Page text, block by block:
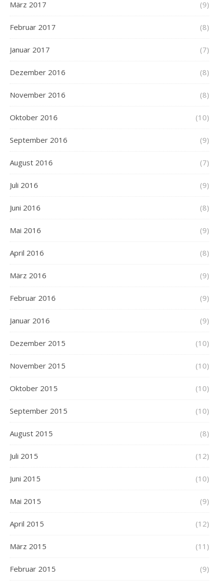
März 2017 (9)
Februar 2017 (8)
Januar 2017 (7)
Dezember 2016 (8)
November 2016 (8)
Oktober 2016 (10)
September 2016 (9)
August 2016 (7)
Juli 2016 (9)
Juni 2016 (8)
Mai 2016 (9)
April 2016 (8)
März 2016 (9)
Februar 2016 (9)
Januar 2016 (9)
Dezember 2015 (10)
November 2015 (10)
Oktober 2015 (10)
September 2015 (10)
August 2015 (8)
Juli 2015 (12)
Juni 2015 (10)
Mai 2015 (9)
April 2015 (12)
März 2015 (11)
Februar 2015 (9)